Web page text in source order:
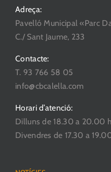
Adreça:
Pavelló Municipal «Parc
C./ Sant Jaume, 233
Contacte:
T. 93 766 58 05
info@cbcalella.com
Horari d’atenció:
Dilluns de 18.30 a 20.00 h
Divendres de 17.30 a